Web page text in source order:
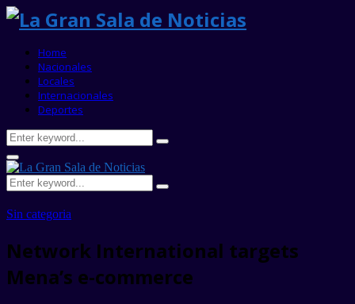
Home
Nacionales
Locales
Internacionales
Deportes
Search
for:
Search
Primary
Menu
Search
for:
Search
Sin categoria
Network International targets
Mena’s e-commerce